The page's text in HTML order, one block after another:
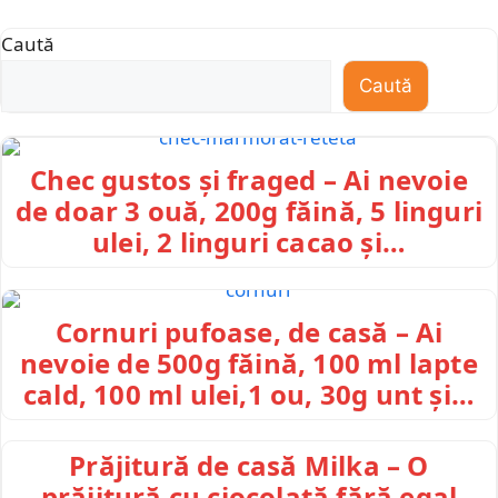
Caută
Caută
Chec gustos și fraged – Ai nevoie
de doar 3 ouă, 200g făină, 5 linguri
ulei, 2 linguri cacao și…
Cornuri pufoase, de casă – Ai
nevoie de 500g făină, 100 ml lapte
cald, 100 ml ulei,1 ou, 30g unt și…
Prăjitură de casă Milka – O